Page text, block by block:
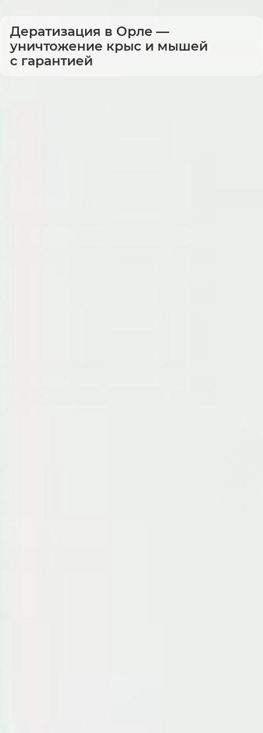
Дератизация в Орле —
уничтожение крыс и мышей
с гарантией